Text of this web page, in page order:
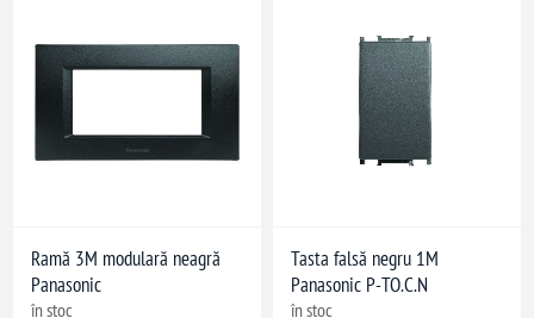
Ramă 3M modulară neagră
Panasonic
în stoc
Tasta falsă negru 1M
Panasonic P-TO.C.N
în stoc